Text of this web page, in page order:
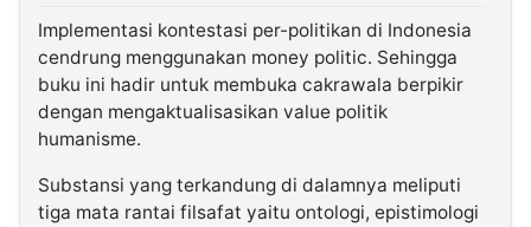
Implementasi kontestasi per-politikan di Indonesia
cendrung menggunakan money politic. Sehingga
buku ini hadir untuk membuka cakrawala berpikir
dengan mengaktualisasikan value politik
humanisme.
Substansi yang terkandung di dalamnya meliputi
tiga mata rantai filsafat yaitu ontologi, epistimologi